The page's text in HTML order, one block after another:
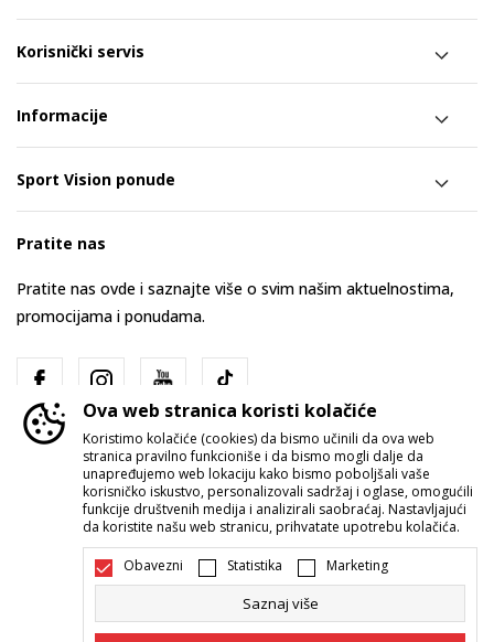
Korisnički servis
Informacije
Sport Vision ponude
Pratite nas
Pratite nas ovde i saznajte više o svim našim aktuelnostima,
promocijama i ponudama.
Srbija Promenite
Ova web stranica koristi kolačiće
Koristimo kolačiće (cookies) da bismo učinili da ova web
stranica pravilno funkcioniše i da bismo mogli dalje da
unapređujemo web lokaciju kako bismo poboljšali vaše
korisničko iskustvo, personalizovali sadržaj i oglase, omogućili
funkcije društvenih medija i analizirali saobraćaj. Nastavljajući
da koristite našu web stranicu, prihvatate upotrebu kolačića.
Obavezni Statistika Marketing
Saznaj više